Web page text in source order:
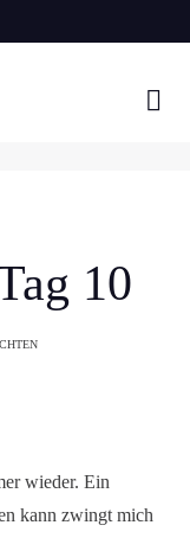
10
wieder. Ein
kann zwingt mich